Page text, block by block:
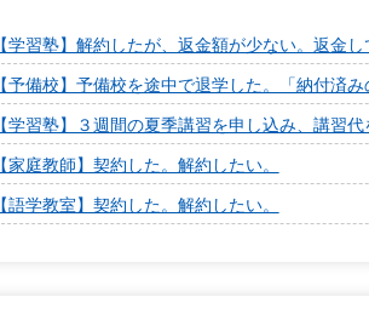
【学習塾】解約したが、返金額が少ない。返金し
【予備校】予備校を途中で退学した。「納付済
【学習塾】３週間の夏季講習を申し込み、講習
【家庭教師】契約した。解約したい。
【語学教室】契約した。解約したい。